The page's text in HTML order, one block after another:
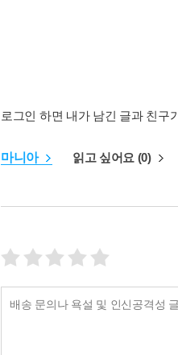
로그인 하면 내가 남긴 글과 친구
마니아 읽고 싶어요 (0)